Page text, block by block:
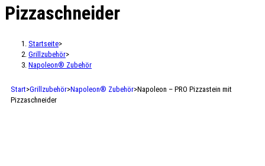
Pizzaschneider
Startseite>
Grillzubehör>
Napoleon® Zubehör
Start>Grillzubehör>Napoleon® Zubehör>Napoleon – PRO Pizzastein mit
Pizzaschneider